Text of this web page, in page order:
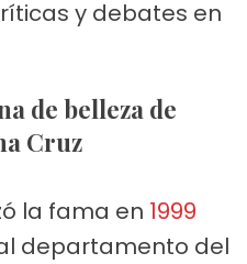
y debates en
Cruz
la fama en 1999
departamento del